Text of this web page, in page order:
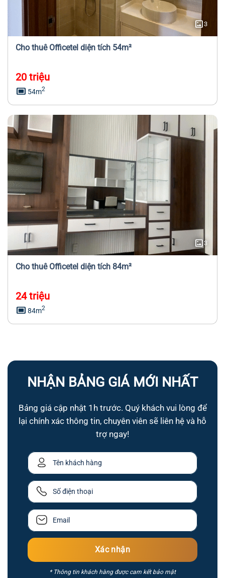
imagesmode3
Cho thuê Officetel diện tích 54m²
20 triệu
capture 54m2
imagesmode3
Cho thuê Officetel diện tích 84m²
24 triệu
capture 84m2
NHẬN BẢNG GIÁ MỚI NHẤT
Bảng giá cập nhật 1h trước. Quý khách vui lòng để
lại chính xác thông tin, chuyên viên sẽ liên hệ và hỗ
trợ ngay!
* Thông tin khách hàng được cam kết bảo mật